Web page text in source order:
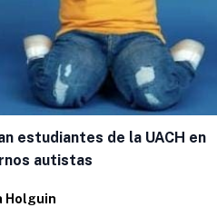
estudiantes de la UACH en
autistas
Holguin